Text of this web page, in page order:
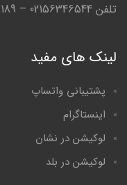
تلفن 02156346544 – 09364468189 – 09125236176
لینک های مفید
پشتیبانی واتساپ
اینستاگرام
لوکیشن در نشان
لوکیشن در بلد